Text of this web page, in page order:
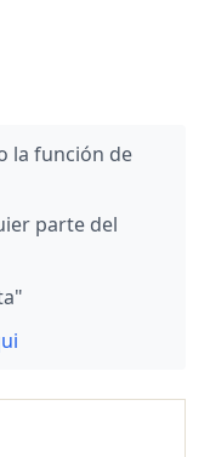
la función de
parte del